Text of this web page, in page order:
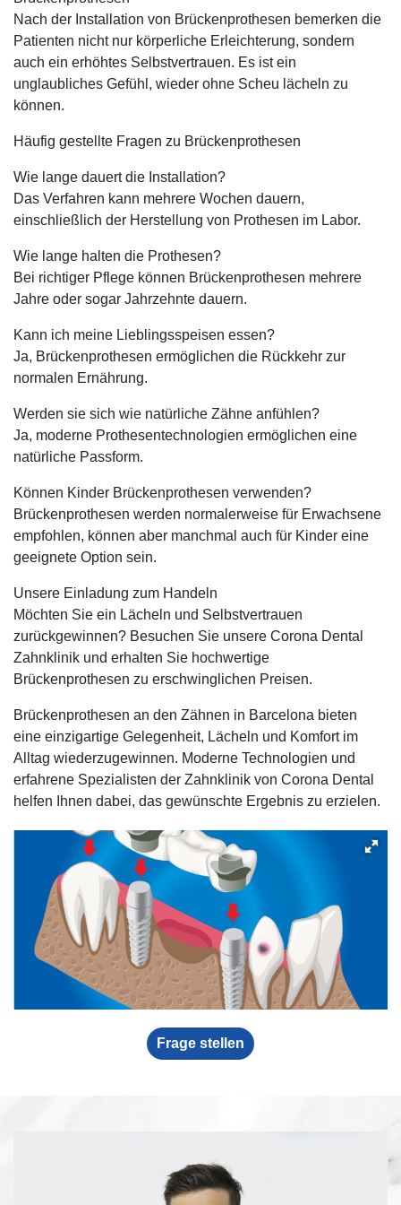
Nach der Installation von Brückenprothesen bemerken die
Patienten nicht nur körperliche Erleichterung, sondern
auch ein erhöhtes Selbstvertrauen. Es ist ein
unglaubliches Gefühl, wieder ohne Scheu lächeln zu
können.
Häufig gestellte Fragen zu Brückenprothesen
Wie lange dauert die Installation?
Das Verfahren kann mehrere Wochen dauern,
einschließlich der Herstellung von Prothesen im Labor.
Wie lange halten die Prothesen?
Bei richtiger Pflege können Brückenprothesen mehrere
Jahre oder sogar Jahrzehnte dauern.
Kann ich meine Lieblingsspeisen essen?
Ja, Brückenprothesen ermöglichen die Rückkehr zur
normalen Ernährung.
Werden sie sich wie natürliche Zähne anfühlen?
Ja, moderne Prothesentechnologien ermöglichen eine
natürliche Passform.
Können Kinder Brückenprothesen verwenden?
Brückenprothesen werden normalerweise für Erwachsene
empfohlen, können aber manchmal auch für Kinder eine
geeignete Option sein.
Unsere Einladung zum Handeln
Möchten Sie ein Lächeln und Selbstvertrauen
zurückgewinnen? Besuchen Sie unsere Corona Dental
Zahnklinik und erhalten Sie hochwertige
Brückenprothesen zu erschwinglichen Preisen.
Brückenprothesen an den Zähnen in Barcelona bieten
eine einzigartige Gelegenheit, Lächeln und Komfort im
Alltag wiederzugewinnen. Moderne Technologien und
erfahrene Spezialisten der Zahnklinik von Corona Dental
helfen Ihnen dabei, das gewünschte Ergebnis zu erzielen.
Frage stellen